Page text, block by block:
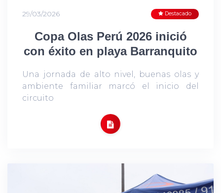
29/03/2026 Destacado
Copa Olas Perú 2026 inició
con éxito en playa Barranquito
Una jornada de alto nivel, buenas olas y
ambiente familiar marcó el inicio del
circuito